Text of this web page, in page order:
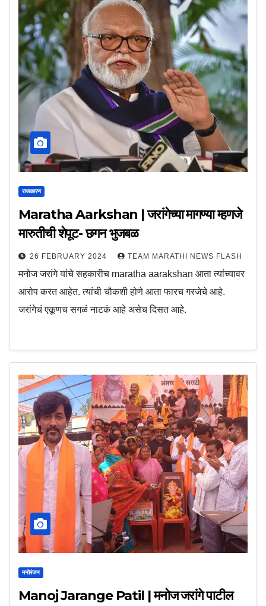
राजकारण
Maratha Aarkshan | जरांगेच्या मागण्या म्हणजे
मारुतीची शेपूट- छगन भुजबळ
26 FEBRUARY 2024 TEAM MARATHI NEWS FLASH
मनोज जरांगे यांचे सहकारीच maratha aarakshan आता त्यांच्यावर
आरोप करत आहेत. त्यांची चौकशी होणे आता फारच गरजेचे आहे.
जरांगेचं एकूणच सगळं नाटकं आहे असेच दिसत आहे.
मनोरंजन
Manoj Jarange Patil | मनोज जरांगे पाटील